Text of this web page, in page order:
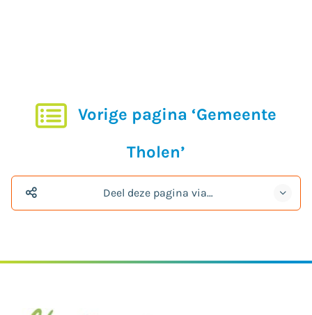
Vorige pagina ‘Gemeente
Tholen’
Deel deze pagina via…